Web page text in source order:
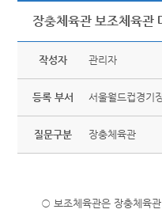
장충체육관 보조체육관
작성자 관리자
등록 부서 서울월드컵경기
질문구분 장충체육관
○ 보조체육관은 장충체